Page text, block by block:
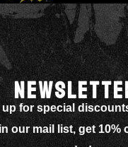
for special
our mail list, get 10%